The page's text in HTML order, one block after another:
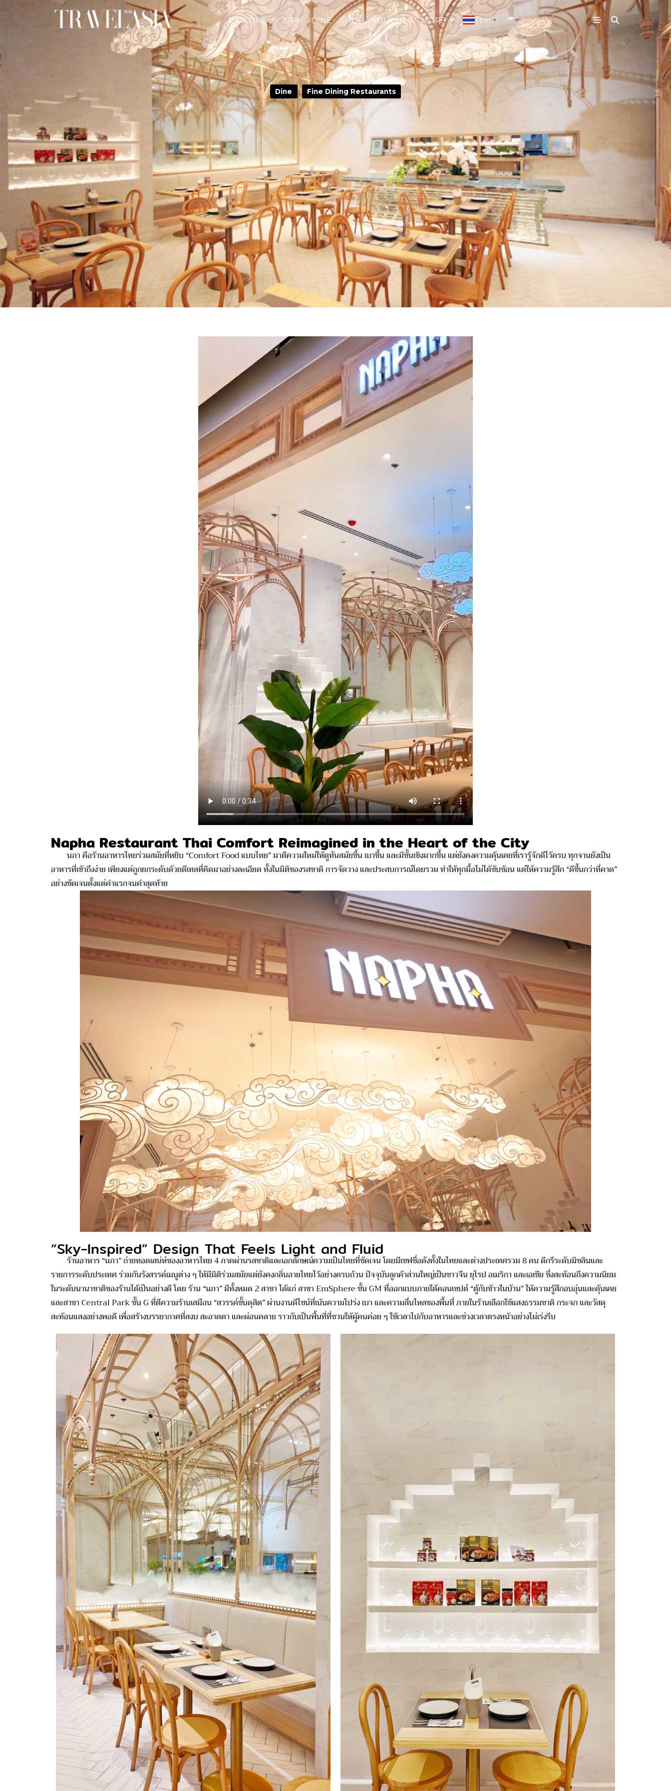
EXPLORE STAY DINE SHOP VOUCHER MORE Thai ▼
Dine Fine Dining Restaurants
Napha Restaurant Thai Comfort Reimagined in the Heart of the City
นภา คือร้านอาหารไทยร่วมสมัยที่หยิบ “Comfort Food แบบไทย” มาตีความใหม่ให้ดูทันสมัยขึ้น เบาขึ้น และมีชั้นเชิงมากขึ้น แต่ยังคงความคุ้นเคยที่เรารู้จักดีไว้ครบ ทุกจานยังเป็น
อาหารที่เข้าถึงง่าย เพียงแต่ถูกยกระดับด้วยดีเทลที่คิดมาอย่างละเอียด ทั้งในมิติของรสชาติ การจัดวาง และประสบการณ์โดยรวม ทำให้ทุกมื้อไม่ได้ซับซ้อน แต่ให้ความรู้สึก “ดีขึ้นกว่าที่คาด”
อย่างชัดเจนตั้งแต่คำแรกจนคำสุดท้าย
“Sky-Inspired” Design That Feels Light and Fluid
ร้านอาหาร “นภา” ถ่ายทอดเสน่ห์ของอาหารไทย 4 ภาคผ่านรสชาติและเอกลักษณ์ความเป็นไทยที่ชัดเจน โดยมีเชฟชื่อดังทั้งในไทยและต่างประเทศรวม 8 คน ดีกรีระดับมิชลินและ
รายการระดับประเทศ ร่วมกันรังสรรค์เมนูต่าง ๆ ให้มีมิติร่วมสมัยแต่ยังคงกลิ่นอายไทยไว้อย่างครบถ้วน ปัจจุบันลูกค้าส่วนใหญ่เป็นชาวจีน ยุโรป อเมริกา และเอเชีย ซึ่งสะท้อนถึงความนิยม
ในระดับนานาชาติของร้านได้เป็นอย่างดี โดย ร้าน “นภา” มีทั้งหมด 2 สาขา ได้แก่ สาขา EmSphere ชั้น GM ที่ออกแบบภายใต้คอนเซปต์ “ตู้กับข้าวในบ้าน” ให้ความรู้สึกอบอุ่นและคุ้นเคย
และสาขา Central Park ชั้น G ที่ตีความร้านเสมือน “สวรรค์ชั้นดุสิต” ผ่านงานดีไซน์ที่เน้นความโปร่ง เบา และความลื่นไหลของพื้นที่ ภายในร้านเลือกใช้แสงธรรมชาติ กระจก และวัสดุ
สะท้อนแสงอย่างพอดี เพื่อสร้างบรรยากาศที่สงบ สะอาดตา และผ่อนคลาย ราวกับเป็นพื้นที่ที่ชวนให้ผู้คนค่อย ๆ ใช้เวลาไปกับอาหารและช่วงเวลาตรงหน้าอย่างไม่เร่งรีบ